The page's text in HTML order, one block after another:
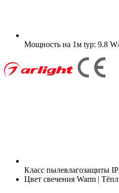
Мощность на 1м typ: 9.8
Класс пылевлагозащиты
Цвет свечения Warm |